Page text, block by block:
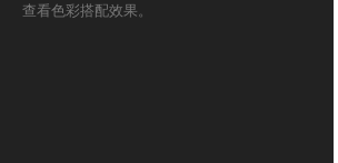
查看色彩搭配效果。